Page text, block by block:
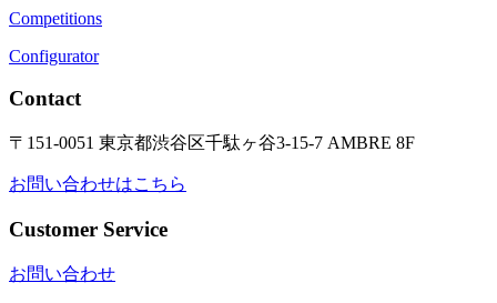
Competitions
Configurator
Contact
〒151-0051 東京都渋谷区千駄ヶ谷3-15-7 AMBRE 8F
お問い合わせはこちら
Customer Service
お問い合わせ